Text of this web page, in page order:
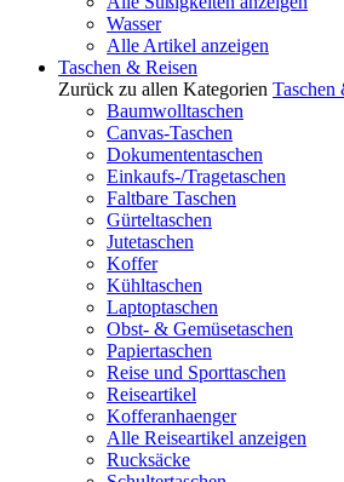
Wasser
Alle Artikel anzeigen
Taschen & Reisen
Zurück zu allen Kategorien Taschen
Baumwolltaschen
Canvas-Taschen
Dokumententaschen
Einkaufs-/Tragetaschen
Faltbare Taschen
Gürteltaschen
Jutetaschen
Koffer
Kühltaschen
Laptoptaschen
Obst- & Gemüsetaschen
Papiertaschen
Reise und Sporttaschen
Reiseartikel
Kofferanhaenger
Alle Reiseartikel anzeigen
Rucksäcke